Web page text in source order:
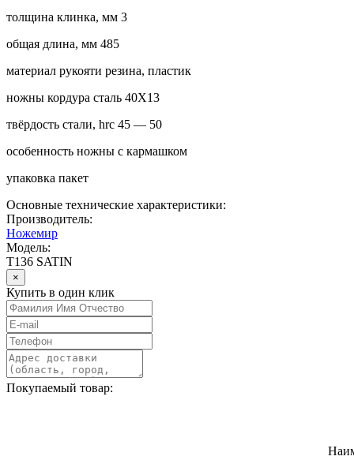
толщина клинка, мм 3
общая длина, мм 485
материал рукояти резина, пластик
ножны кордура сталь 40Х13
твёрдость стали, hrc 45 — 50
особенность ножны с кармашком
упаковка пакет
Основные технические характеристики:
Производитель:
Ножемир
Модель:
T136 SATIN
×
Купить в один клик
Покупаемый товар: